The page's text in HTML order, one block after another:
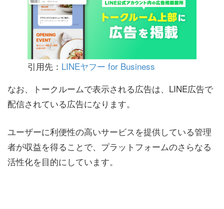
引用先： LINEヤフー for Business
なお、トークルームで表示される広告は、LINE広告で
配信されている広告になります。
ユーザーに利便性の高いサービスを提供している管理
者が収益を得ることで、プラットフォームのさらなる
活性化を目的にしています。